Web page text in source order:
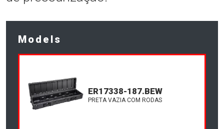
Models
ER17338-187.BEW
PRETA VAZIA COM RODAS